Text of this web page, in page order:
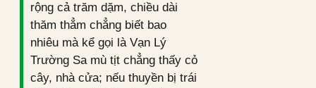
rộng cả trăm dặm, chiều dài
thăm thẳm chẳng biết bao
nhiêu mà kể gọi là Vạn Lý
Trường Sa mù tịt chẳng thấy cỏ
cây, nhà cửa; nếu thuyền bị trái